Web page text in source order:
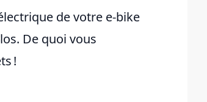
de votre e-bike
De quoi vous
!